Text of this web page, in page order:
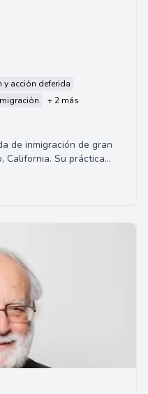
y acción deferida
+ 2 más
de inmigración de gran
California. Su práctica